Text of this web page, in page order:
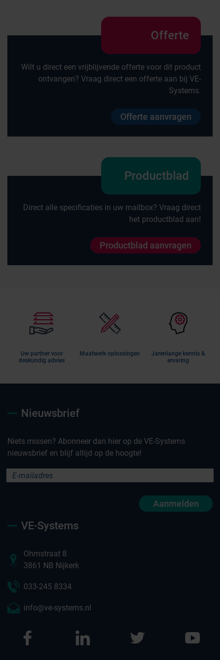
Offerte
Wilt u direct een vrijblijvende offerte voor dit product
ontvangen? Vraag direct een offerte aan bij VE-
Systems.
Offerte aanvragen
Productblad
Direct alle specificaties in uw mailbox? Vraag direct
het productblad aan!
Productblad aanvragen
Uw partner voor
deskundig advies
Maatwerk oplossingen
Jarenlange kennis &
ervaring
Nieuwsbrief
Niets missen? Abonneer dan hier op de VE-Systems
nieuwsbrief en blijf altijd op de hoogte!
Aanmelden
VE-Systems
Ohmstraat 8
3861 NB Nijkerk
033-245 8334
info@ve-systems.nl